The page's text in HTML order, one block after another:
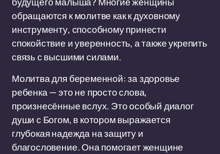
обращаются к молитве как к духовному
инструменту, способному принести
спокойствие и уверенность, а также укрепить
связь с высшими силами.
Молитва для беременной: за здоровье
ребенка — это не просто слова,
произнесённые вслух. Это особый диалог
души с Богом, в котором выражается
глубокая надежда на защиту и
благословение. Она помогает женщине